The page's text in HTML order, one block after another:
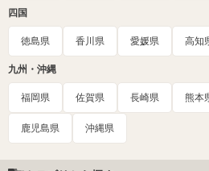
四国
徳島県 香川県 愛媛県 高知
九州・沖縄
福岡県 佐賀県 長崎県 熊本
鹿児島県 沖縄県